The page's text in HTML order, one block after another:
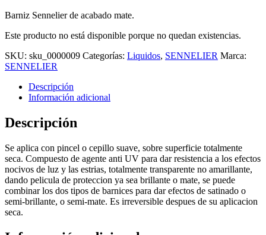
Barniz Sennelier de acabado mate.
Este producto no está disponible porque no quedan existencias.
SKU: sku_0000009 Categorías: Liquidos, SENNELIER Marca:
SENNELIER
Descripción
Información adicional
Descripción
Se aplica con pincel o cepillo suave, sobre superficie totalmente
seca. Compuesto de agente anti UV para dar resistencia a los efectos
nocivos de luz y las estrias, totalmente transparente no amarillante,
dando pelicula de proteccion ya sea brillante o mate, se puede
combinar los dos tipos de barnices para dar efectos de satinado o
semi-brillante, o semi-mate. Es irreversible despues de su aplicacion
seca.